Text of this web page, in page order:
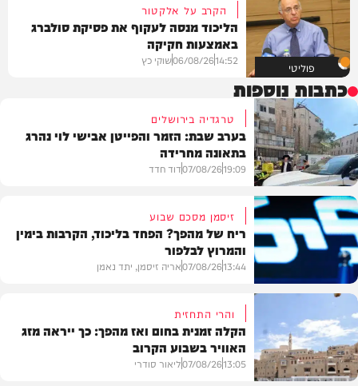
פוליטי
הקרב על אלקטור
הליכוד מנסה לעקוף את פסיקת סולברג
באמצעות חקיקה
14:52
06/08/26שוקי כץ
כתבות נוספות
בארץ
טרגדיה בירושלים
בערב שבת: הזמר והפייטן אבישי לוי נהרג
בתאונה מחרידה
19:09
07/08/26דוד חדד
פוליטי
זיסמן מסכם שבוע
ריח של מהפך? הפחד בליכוד, הקרבות בימין
והמרוץ לבלפור
13:44
07/08/26אריה זיסמן, יתד נאמן
והרי התחזית
הקלה זמנית בחום ואז מהפך: כך ייראה מזג
האוויר בשבוע הקרוב
13:05
07/08/26ליאור סודרי